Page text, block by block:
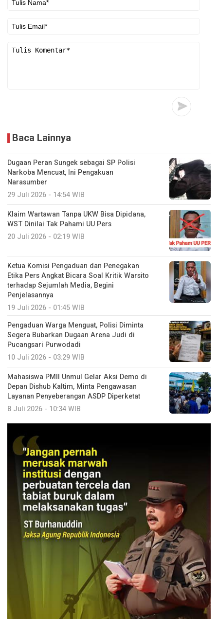
Baca Lainnya
Dugaan Peran Sungek sebagai SP Polisi
Narkoba Mencuat, Ini Pengakuan
Narasumber
29 Juli 2026 - 14:54 WIB
Klaim Wartawan Tanpa UKW Bisa Dipidana,
WST Dinilai Tak Pahami UU Pers
20 Juli 2026 - 02:19 WIB
Ketua Komisi Pengaduan dan Penegakan
Etika Pers Angkat Bicara Soal Kritik Warsito
terhadap Sejumlah Media, Begini
Penjelasannya
19 Juli 2026 - 01:45 WIB
Pengaduan Warga Menguat, Polisi Diminta
Segera Bubarkan Dugaan Arena Judi di
Pucangsari Purwodadi
10 Juli 2026 - 03:29 WIB
Mahasiswa PMII Unmul Gelar Aksi Demo di
Depan Dishub Kaltim, Minta Pengawasan
Layanan Penyeberangan ASDP Diperketat
8 Juli 2026 - 10:34 WIB